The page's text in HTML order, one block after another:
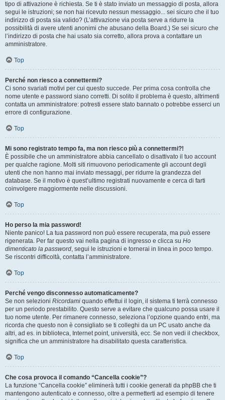
tipo di attivazione è richiesta. Se ti è stato inviato un messaggio di posta, allora
segui le istruzioni; se non hai ricevuto nessun messaggio... sei sicuro che il tuo
indirizzo di posta sia valido? (L’attivazione via posta serve a ridurre la
possibilità di avere utenti anonimi che abusano della Board.) Se sei sicuro che
l’indirizzo di posta che hai usato sia corretto, allora prova a contattare un
amministratore.
Top
Perché non riesco a connettermi?
Ci sono svariati motivi per cui questo succede. Per prima cosa controlla che
nome utente e password siano corretti. Di solito il problema è questo, altrimenti
contatta un amministratore: potresti essere stato bannato o potrebbe esserci un
errore di configurazione.
Top
Mi sono registrato tempo fa, ma non riesco più a connettermi?!
È possibile che un amministratore abbia cancellato o disattivato il tuo account
per qualche ragione. Molti siti rimuovono periodicamente gli account degli
utenti che non hanno mai inviato messaggi, per ridurre la grandezza del
database. Se il motivo è quest’ultimo registrati nuovamente e cerca di farti
coinvolgere maggiormente nelle discussioni.
Top
Ho perso la mia password!
Niente panico! La tua password non può essere recuperata, ma può essere
rigenerata. Per far questo vai nella pagina di ingresso e clicca su Ho
dimenticato la password, segui le istruzioni e tornerai in linea in poco tempo.
Se riscontri difficoltà, contatta l’amministratore.
Top
Perché vengo disconnesso automaticamente?
Se non selezioni Ricordami quando effettui il login, il sistema ti terrà connesso
per un periodo prestabilito. Questo serve a evitare che qualcuno possa usare il
tuo nome utente. Per rimanere connesso, seleziona l’opzione quando entri, ma
ricorda che questo non è consigliato se ti colleghi da un PC usato anche da
altri, ad es. in biblioteca, Internet point, università, ecc. Se non vedi il checkbox,
significa che un amministratore ha disabilitato questa caratteristica.
Top
Che cosa provoca il comando “Cancella cookie”?
La funzione “Cancella cookie” eliminerà tutti i cookie generati da phpBB che ti
mantengono autenticato e connesso, oltre a permetterti ad esempio di tenere